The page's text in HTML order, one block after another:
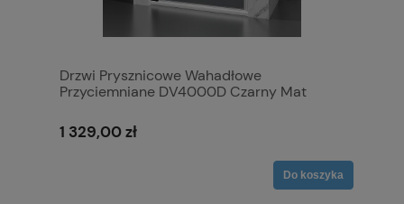
Drzwi Prysznicowe Wahadłowe
Przyciemniane DV4000D Czarny Mat
1 329,00 zł
Do koszyka